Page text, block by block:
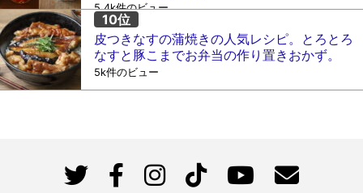
5.4k件のビュー
皮つきなすの蒲焼きの人気レシピ。とろとろ
なすと豚こまでお弁当の作り置きおかず。
5k件のビュー